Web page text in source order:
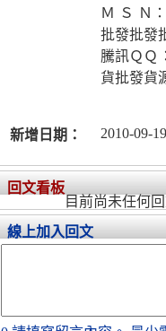
Ｍ Ｓ Ｎ
批發批發
騰訊ＱＱ
貨批發貨
新增日期： 2010-09-
回文看板
目前尚未任何
線上加入回文